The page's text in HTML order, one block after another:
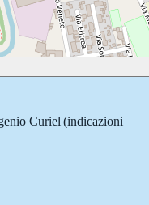
Curiel (indicazioni